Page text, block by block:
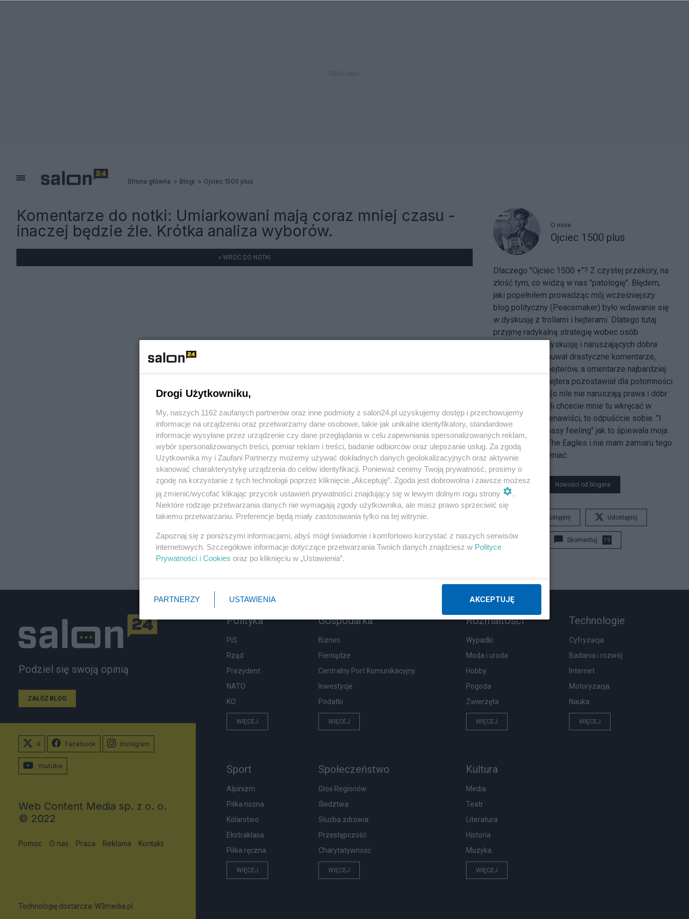
Strona główna Blogi Ojciec 1500 plus
Komentarze do notki: Umiarkowani mają coraz mniej czasu -
inaczej będzie źle. Krótka analiza wyborów.
« WRÓĆ DO NOTKI
O mnie
Ojciec 1500 plus
Dlaczego "Ojciec 1500 +"? Z czystej przekory, na
złość tym, co widzą w nas "patologię". Błędem,
jaki popełniłem prowadząc mój wcześniejszy
blog polityczny (Peacemaker) było wdawanie się
w dyskusję z trollami i hejterami. Dlatego tutaj
przyjmę radykalną strategię wobec osób
rozwalających dyskusję i naruszających dobra
innych - będę usuwał drastyczne komentarze,
banował trolli i hejterów, a omentarze najbardziej
ośmieszające hejtera pozostawiał dla potomności
ku przestrodze (o nile nie naruszają prawa i dóbr
osobistych. Jeśli chcecie mnie tu wkręcać w
swoją spiralę nienawiści, to odpuśćcie sobie. "I
got a peaceful easy feeling" jak to śpiewała moja
ulubiona grupa The Eagles i nie mam zamiaru tego
popsuć ani zmieniać.
Nowości od blogera
Udostępnij Udostępnij
Skomentuj 19
Podziel się swoją opinią
ZAŁÓŻ BLOG
Polityka
PiS
Rząd
Prezydent
NATO
KO
WIĘCEJ
Gospodarka
Biznes
Pieniądze
Centralny Port Komunikacyjny
Inwestycje
Podatki
WIĘCEJ
Rozmaitości
Wypadki
Moda i uroda
Hobby
Pogoda
Zwierzęta
WIĘCEJ
Technologie
Cyfryzacja
Badania i rozwój
Internet
Motoryzacja
Nauka
WIĘCEJ
Sport
Alpinizm
Piłka nożna
Kolarstwo
Ekstraklasa
Piłka ręczna
WIĘCEJ
Społeczeństwo
Głos Regionów
Śledztwa
Służba zdrowia
Przestępczość
Charytatywność
WIĘCEJ
Kultura
Media
Teatr
Literatura
Historia
Muzyka
WIĘCEJ
X Facebook Instagram
Youtube
Web Content Media sp. z o. o.
© 2022
Pomoc O nas Praca Reklama Kontakt
Technologię dostarcza: W3media.pl
Drogi Użytkowniku,
My, naszych 1162 zaufanych partnerów oraz inne podmioty z salon24.pl uzyskujemy dostęp i przechowujemy
informacje na urządzeniu oraz przetwarzamy dane osobowe, takie jak unikalne identyfikatory, standardowe
informacje wysyłane przez urządzenie czy dane przeglądania w celu zapewniania spersonalizowanych reklam,
wybór spersonalizowanych treści, pomiar reklam i treści, badanie odbiorców oraz ulepszanie usług. Za zgodą
Użytkownika my i Zaufani Partnerzy możemy używać dokładnych danych geolokalizacyjnych oraz aktywnie
skanować charakterystykę urządzenia do celów identyfikacji. Ponieważ cenimy Twoją prywatność, prosimy o
zgodę na korzystanie z tych technologii poprzez kliknięcie „Akceptuję”. Zgoda jest dobrowolna i zawsze możesz
ją zmienić/wycofać klikając przycisk ustawień prywatności znajdujący się w lewym dolnym rogu strony
.
Niektóre rodzaje przetwarzania danych nie wymagają zgody użytkownika, ale masz prawo sprzeciwić się
takiemu przetwarzaniu. Preferencje będą miały zastosowania tylko na tej witrynie.
Zapoznaj się z poniższymi informacjami, abyś mógł świadomie i komfortowo korzystać z naszych serwisów
internetowych. Szczegółowe informacje dotyczące przetwarzania Twoich danych znajdziesz w Polityce
Prywatności i Cookies oraz po kliknięciu w „Ustawienia”.
PARTNERZY USTAWIENIA AKCEPTUJĘ